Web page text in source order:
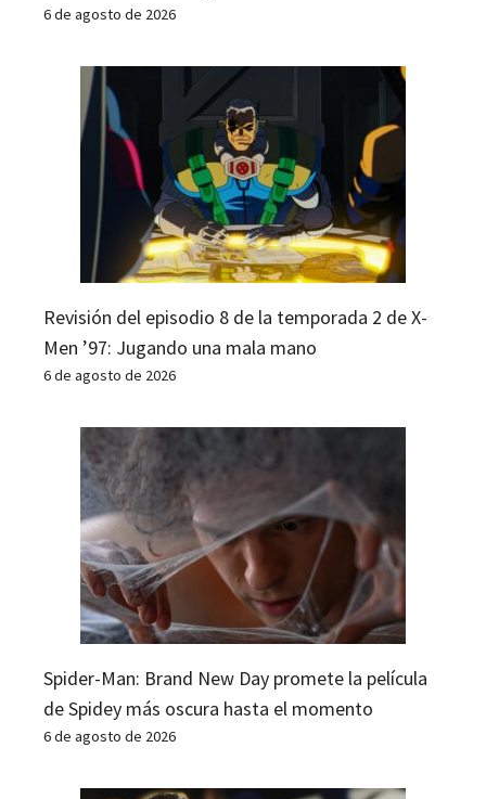
6 de agosto de 2026
Revisión del episodio 8 de la temporada 2 de X-
Men ’97: Jugando una mala mano
6 de agosto de 2026
Spider-Man: Brand New Day promete la película
de Spidey más oscura hasta el momento
6 de agosto de 2026